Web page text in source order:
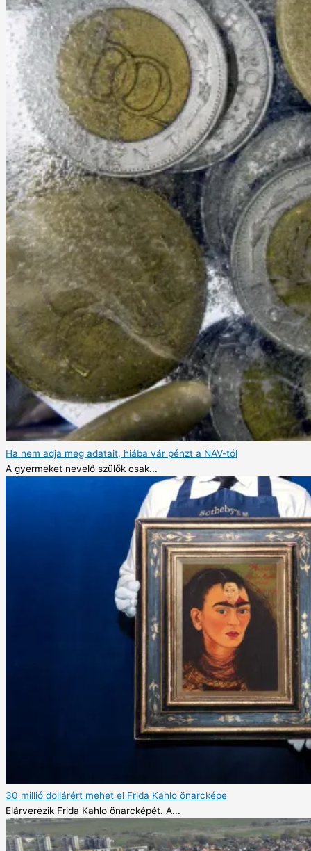
Ha nem adja meg adatait, hiába vár pénzt a NAV-tól
A gyermeket nevelő szülők csak...
30 millió dollárért mehet el Frida Kahlo önarcképe
Elárverezik Frida Kahlo önarcképét. A...